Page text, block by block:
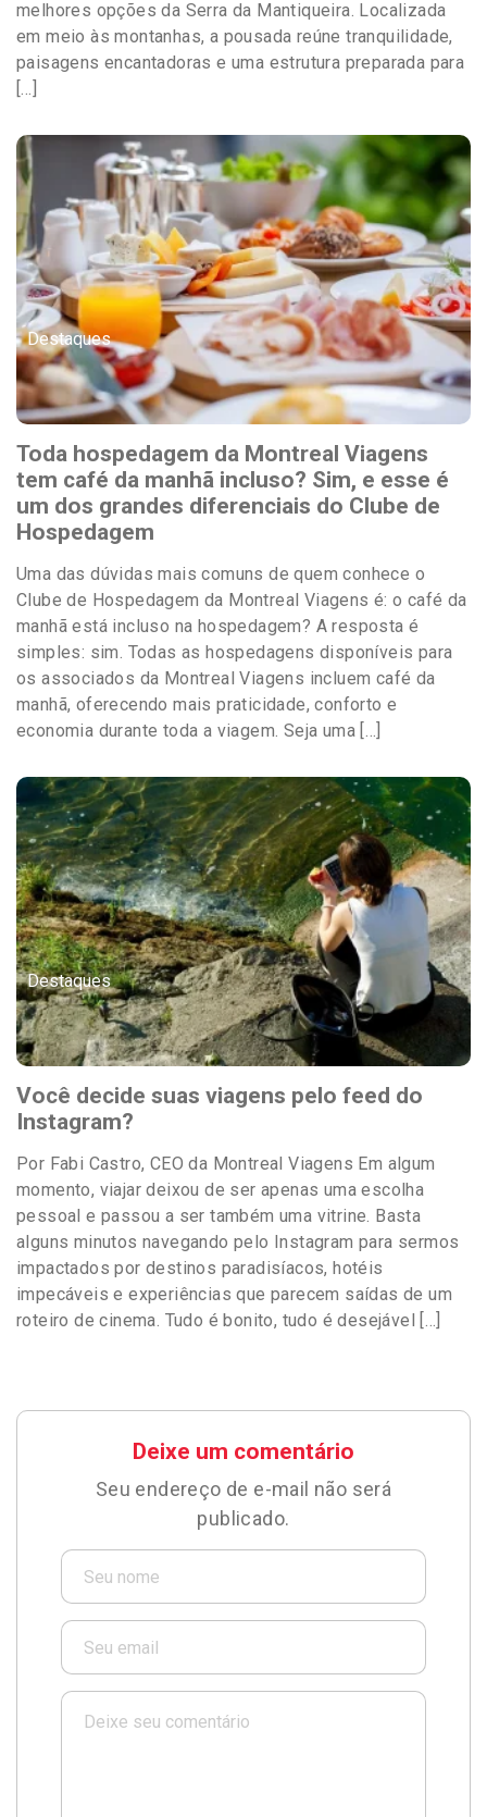
melhores opções da Serra da Mantiqueira. Localizada
em meio às montanhas, a pousada reúne tranquilidade,
paisagens encantadoras e uma estrutura preparada para
[…]
Destaques
Toda hospedagem da Montreal Viagens
tem café da manhã incluso? Sim, e esse é
um dos grandes diferenciais do Clube de
Hospedagem
Uma das dúvidas mais comuns de quem conhece o
Clube de Hospedagem da Montreal Viagens é: o café da
manhã está incluso na hospedagem? A resposta é
simples: sim. Todas as hospedagens disponíveis para
os associados da Montreal Viagens incluem café da
manhã, oferecendo mais praticidade, conforto e
economia durante toda a viagem. Seja uma […]
Destaques
Você decide suas viagens pelo feed do
Instagram?
Por Fabi Castro, CEO da Montreal Viagens Em algum
momento, viajar deixou de ser apenas uma escolha
pessoal e passou a ser também uma vitrine. Basta
alguns minutos navegando pelo Instagram para sermos
impactados por destinos paradisíacos, hotéis
impecáveis e experiências que parecem saídas de um
roteiro de cinema. Tudo é bonito, tudo é desejável […]
Deixe um comentário
Seu endereço de e-mail não será
publicado.